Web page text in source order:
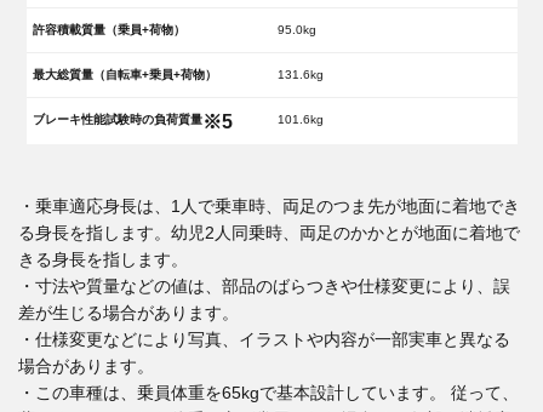
許容積載質量（乗員+荷物） 95.0kg
最大総質量（自転車+乗員+荷物） 131.6kg
ブレーキ性能試験時の負荷質量※5 101.6kg
・乗車適応身長は、1人で乗車時、両足のつま先が地面に着地でき
る身長を指します。幼児2人同乗時、両足のかかとが地面に着地で
きる身長を指します。
・寸法や質量などの値は、部品のばらつきや仕様変更により、誤
差が生じる場合があります。
・仕様変更などにより写真、イラストや内容が一部実車と異なる
場合があります。
・この車種は、乗員体重を65kgで基本設計しています。 従って、